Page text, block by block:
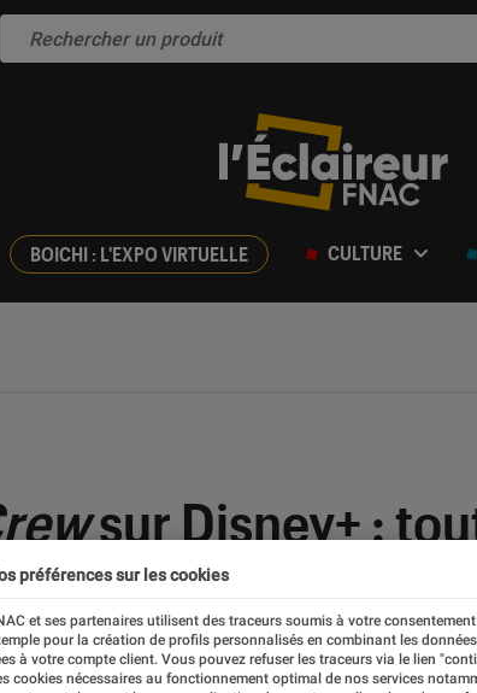
BOICHI : L'EXPO VIRTUELLE CULTURE
sur Disney+ :
nouvelle série
Dupont
préférences sur les cookies
et ses partenaires utilisent des traceurs soumis à votre
pour la création de profils personnalisés en combinant les
à votre compte client. Vous pouvez refuser les traceurs via le lien
cookies nécessaires au fonctionnement optimal de nos services